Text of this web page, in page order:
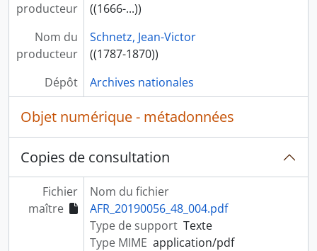
producteur
((1666-...))
Nom du
producteur
Schnetz, Jean-Victor
((1787-1870))
Dépôt
Archives nationales
Objet numérique - métadonnées
Copies de consultation
Fichier
maître
Nom du fichier
AFR_20190056_48_004.pdf
Type de support Texte
Type MIME application/pdf